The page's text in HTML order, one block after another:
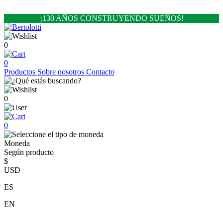
¡130 AÑOS CONSTRUYENDO SUEÑOS!
0
0
Productos Sobre nosotros Contacto
0
0
Moneda
Según producto
$
USD
ES
EN